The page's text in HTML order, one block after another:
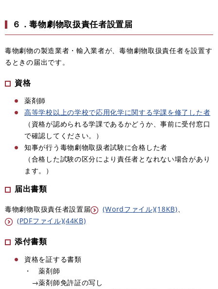
６．毒物劇物取扱責任者設置届
毒物劇物の製造業者・輸入業者が、毒物劇物取扱責任者を設置す
るときの届出です。
資格
薬剤師
高等学校以上の学校で応用化学に関する学課を修了した者
（資格が認められる学課であるかどうか、事前に受付窓口
で確認してください。）
知事が行う毒物劇物取扱者試験に合格した者
（合格した試験の区分により責任者となれない場合があり
ます。）
届出書類
毒物劇物取扱責任者設置届 (Wordファイル)(18KB)、​
(PDFファイル)(44KB)
添付書類
資格を証する書類
・ 薬剤師
→薬剤師免許証の写し